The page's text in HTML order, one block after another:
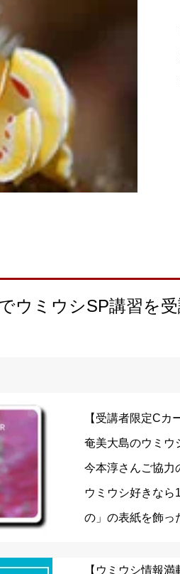
ウミウシSP講習を
【受講者限定Cカ
奄美大島のウミウ
今本淳さんご協力
ウミウシ好きな
の」の表紙を飾っ
【ウミウシ情報